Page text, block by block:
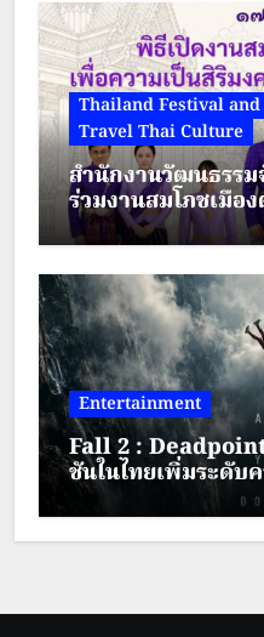
Thailand Festival
Travel Thai Culture
สำนักงานวัฒนธรร
ร่วมงานสมโภชเมือ
มงคล ประจำปี พ.ศ
– 30 สิงหาคม 2569
Entertainment
Fall 2 :
ชันในไทยเพิ่มระดับ
สอง